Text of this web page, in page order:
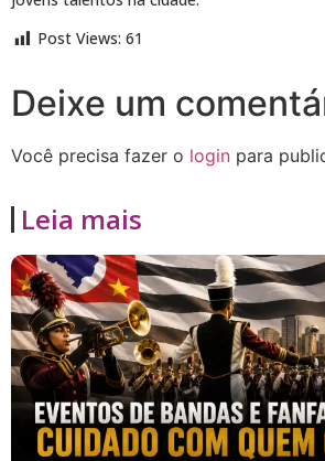
Post Views: 61
Deixe um
Você precisa fazer o login para
Leia mais